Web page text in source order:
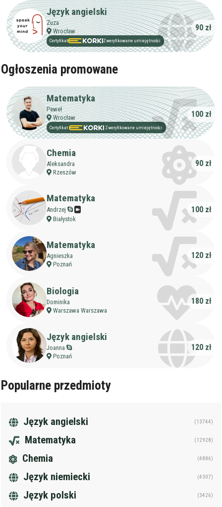
Anuluj Filtruj
Język angielski
Zuza
Wrocław
Certyfikat Zweryfikowane umiejętności
90 zł
Ogłoszenia promowane
Matematyka
Paweł
Wrocław
Certyfikat Zweryfikowane umiejętności
100 zł
Chemia
Aleksandra
Rzeszów
90 zł
Matematyka
Andrzej
Białystok
100 zł
Matematyka
Agnieszka
Poznań
120 zł
Biologia
Dominika
Warszawa Warszawa
180 zł
Język angielski
Joanna
Poznań
120 zł
Popularne przedmioty
Język angielski (13744)
Matematyka (12928)
Chemia (4886)
Język niemiecki (4307)
Język polski (3426)